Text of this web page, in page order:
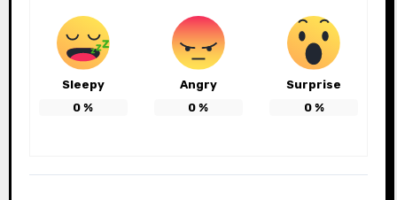
Sleepy
0 %
Angry
0 %
Surprise
0%